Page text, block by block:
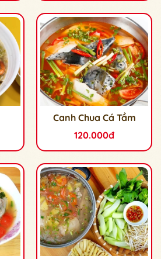
Canh Chua Cá Tầm
120.000đ